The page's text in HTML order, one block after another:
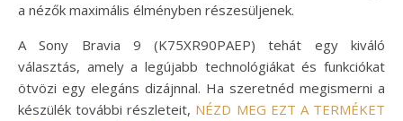
a nézők maximális élményben részesüljenek.
A Sony Bravia 9 (K75XR90PAEP) tehát egy kiváló
választás, amely a legújabb technológiákat és funkciókat
ötvözi egy elegáns dizájnnal. Ha szeretnéd megismerni a
készülék további részleteit, NÉZD MEG EZT A TERMÉKET